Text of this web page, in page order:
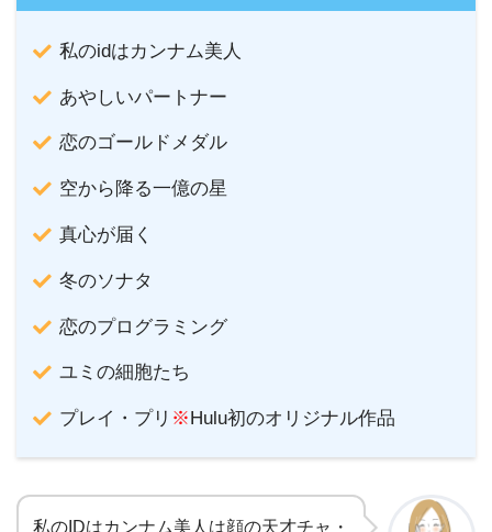
私のidはカンナム美人
あやしいパートナー
恋のゴールドメダル
空から降る一億の星
真心が届く
冬のソナタ
恋のプログラミング
ユミの細胞たち
プレイ・プリ ※Hulu初のオリジナル作品
私のIDはカンナム美人は顔の天才チャ・